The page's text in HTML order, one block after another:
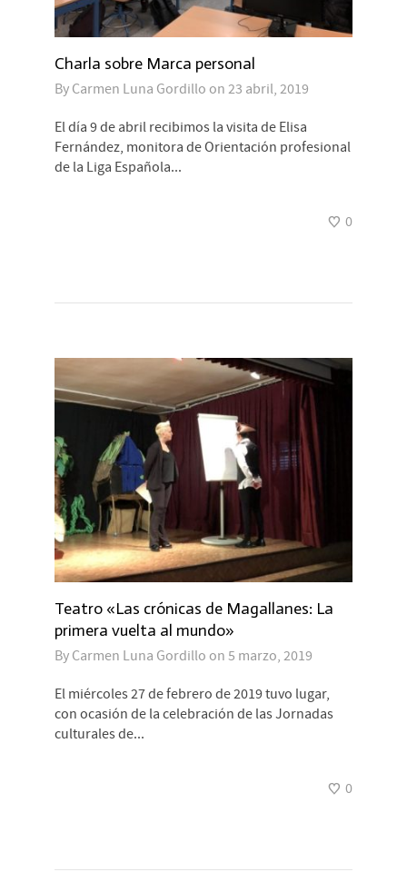
Charla sobre Marca personal
By Carmen Luna Gordillo on 23 abril, 2019
El día 9 de abril recibimos la visita de Elisa
Fernández, monitora de Orientación profesional
de la Liga Española...
0
Teatro «Las crónicas de Magallanes: La
primera vuelta al mundo»
By Carmen Luna Gordillo on 5 marzo, 2019
El miércoles 27 de febrero de 2019 tuvo lugar,
con ocasión de la celebración de las Jornadas
culturales de...
0